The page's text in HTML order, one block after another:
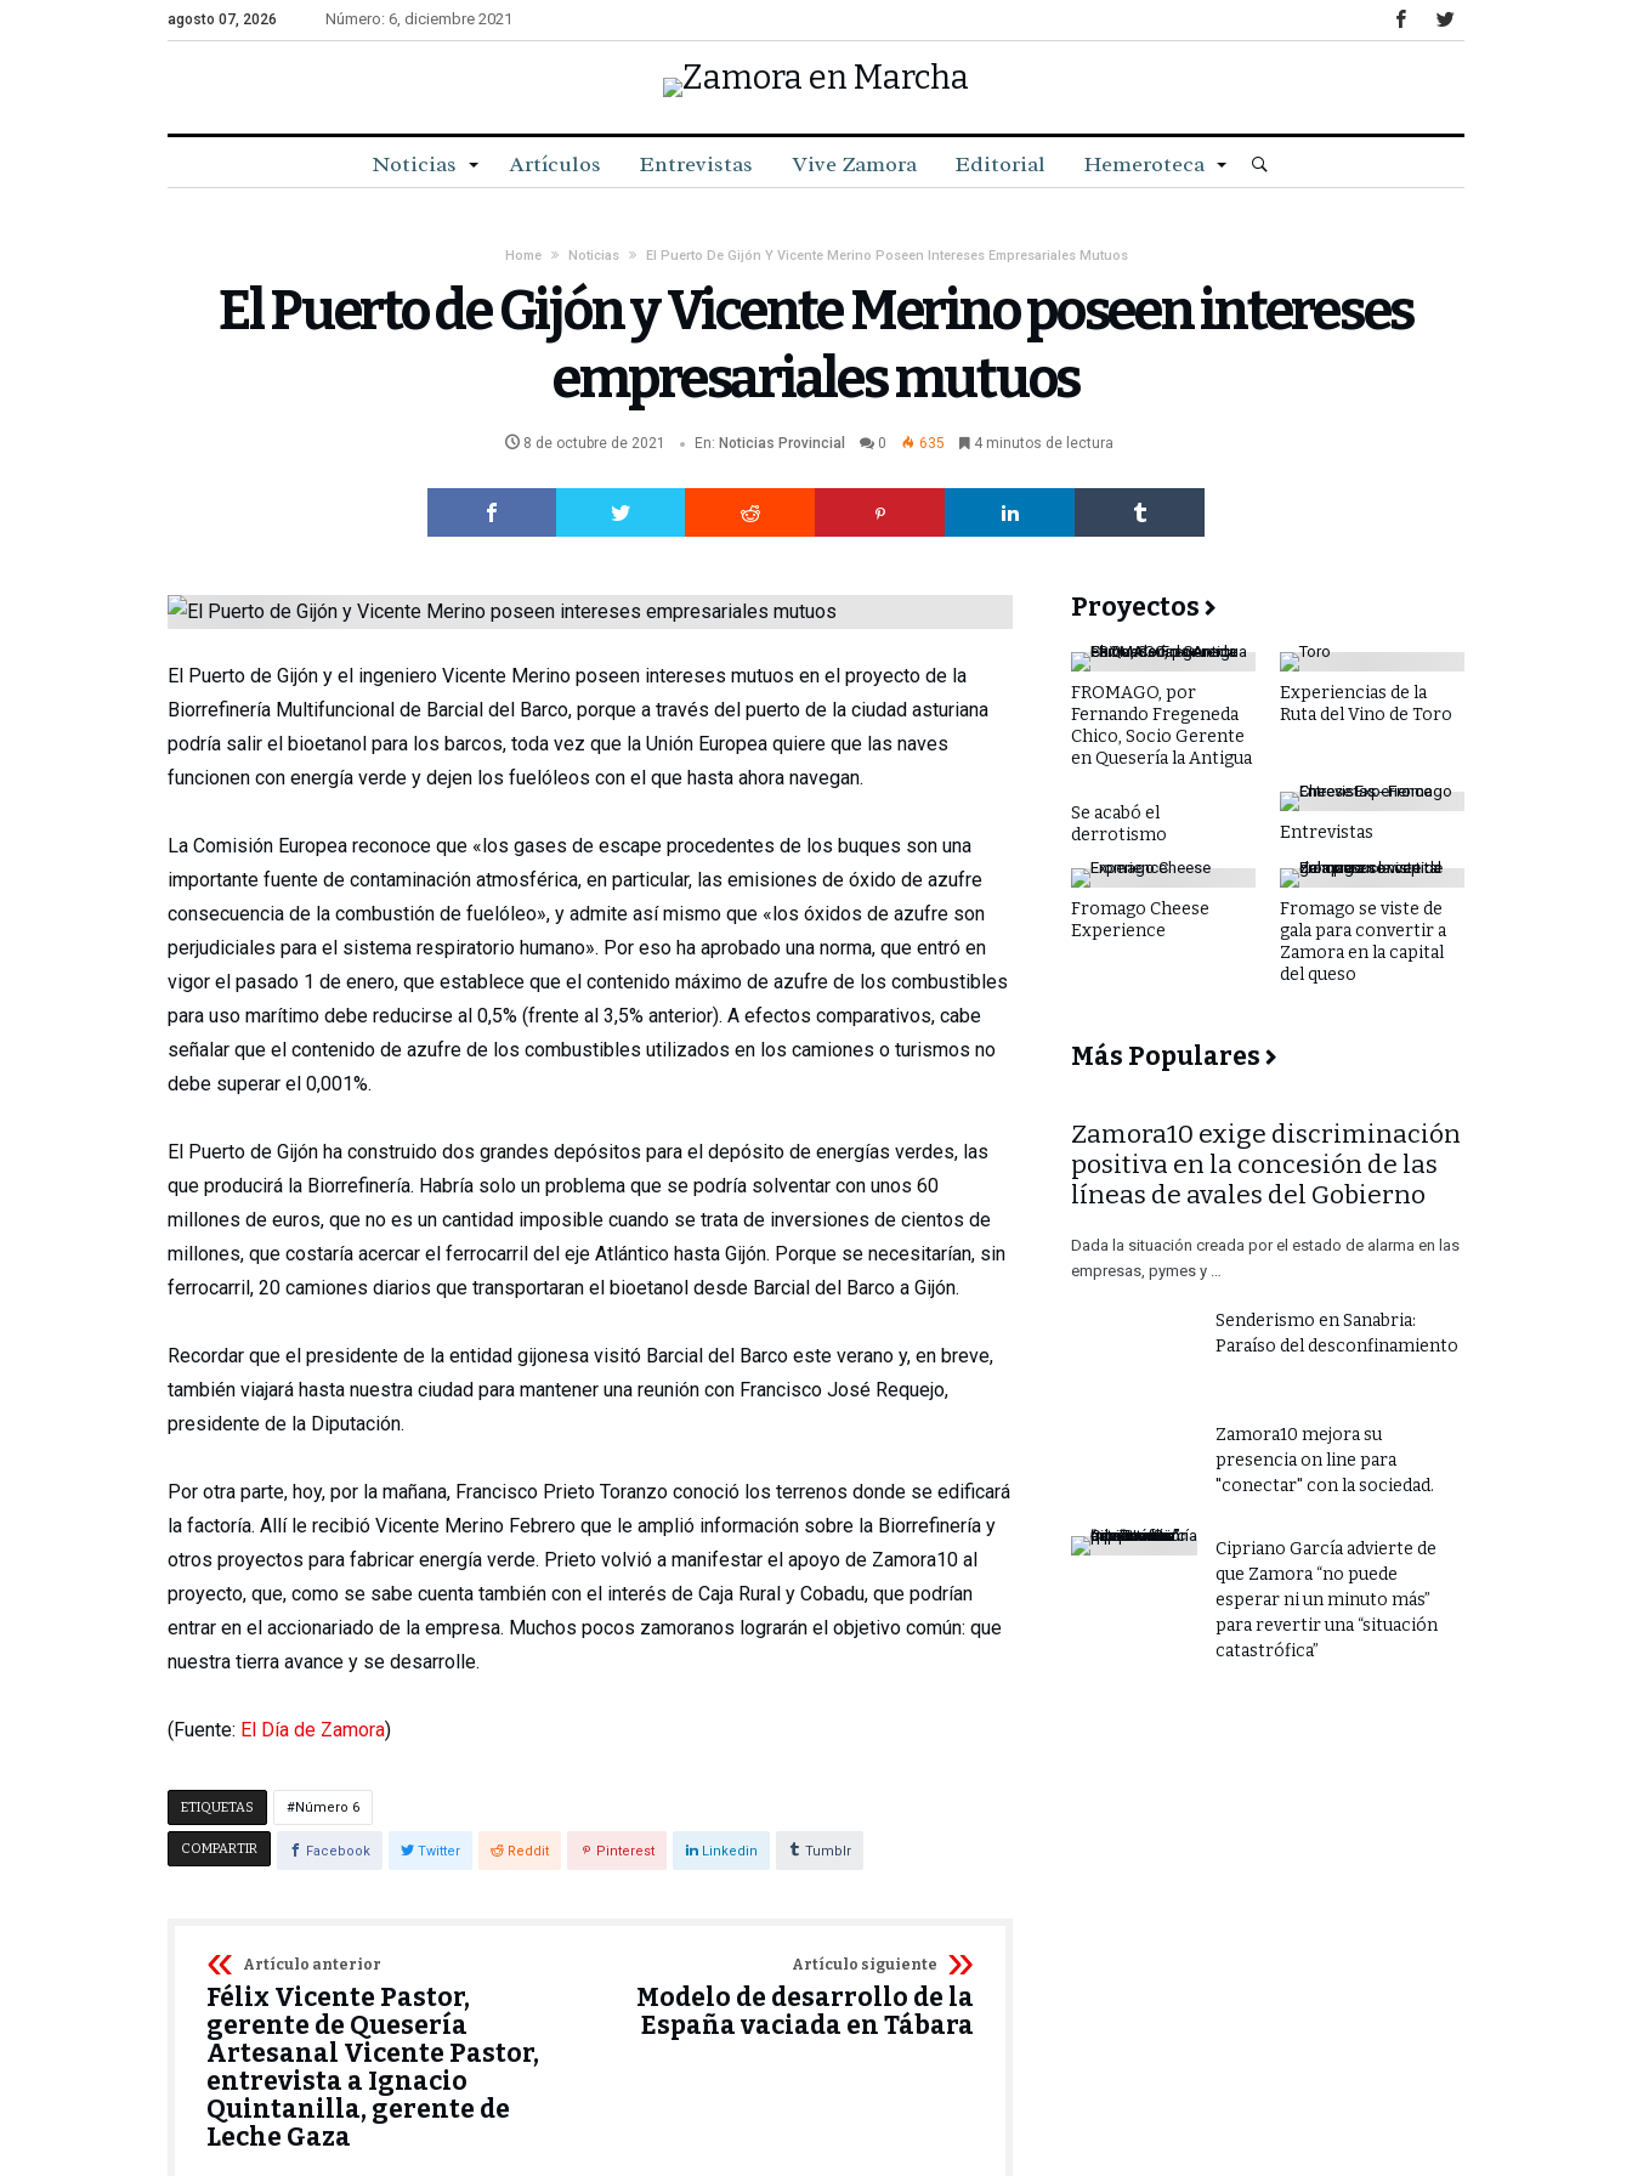
agosto 07, 2026 Número: 6, diciembre 2021
Noticias Artículos Entrevistas Vive Zamora Editorial Hemeroteca
Home Noticias El Puerto De Gijón Y Vicente Merino Poseen Intereses Empresariales Mutuos
El Puerto de Gijón y Vicente Merino poseen intereses
empresariales mutuos
8 de octubre de 2021 En: Noticias Provincial 0 635 4 minutos de lectura
El Puerto de Gijón y el ingeniero Vicente Merino poseen intereses mutuos en el proyecto de la
Biorrefinería Multifuncional de Barcial del Barco, porque a través del puerto de la ciudad asturiana
podría salir el bioetanol para los barcos, toda vez que la Unión Europea quiere que las naves
funcionen con energía verde y dejen los fuelóleos con el que hasta ahora navegan.
La Comisión Europea reconoce que «los gases de escape procedentes de los buques son una
importante fuente de contaminación atmosférica, en particular, las emisiones de óxido de azufre
consecuencia de la combustión de fuelóleo», y admite así mismo que «los óxidos de azufre son
perjudiciales para el sistema respiratorio humano». Por eso ha aprobado una norma, que entró en
vigor el pasado 1 de enero, que establece que el contenido máximo de azufre de los combustibles
para uso marítimo debe reducirse al 0,5% (frente al 3,5% anterior). A efectos comparativos, cabe
señalar que el contenido de azufre de los combustibles utilizados en los camiones o turismos no
debe superar el 0,001%.
El Puerto de Gijón ha construido dos grandes depósitos para el depósito de energías verdes, las
que producirá la Biorrefinería. Habría solo un problema que se podría solventar con unos 60
millones de euros, que no es un cantidad imposible cuando se trata de inversiones de cientos de
millones, que costaría acercar el ferrocarril del eje Atlántico hasta Gijón. Porque se necesitarían, sin
ferrocarril, 20 camiones diarios que transportaran el bioetanol desde Barcial del Barco a Gijón.
Recordar que el presidente de la entidad gijonesa visitó Barcial del Barco este verano y, en breve,
también viajará hasta nuestra ciudad para mantener una reunión con Francisco José Requejo,
presidente de la Diputación.
Por otra parte, hoy, por la mañana, Francisco Prieto Toranzo conoció los terrenos donde se edificará
la factoría. Allí le recibió Vicente Merino Febrero que le amplió información sobre la Biorrefinería y
otros proyectos para fabricar energía verde. Prieto volvió a manifestar el apoyo de Zamora10 al
proyecto, que, como se sabe cuenta también con el interés de Caja Rural y Cobadu, que podrían
entrar en el accionariado de la empresa. Muchos pocos zamoranos lograrán el objetivo común: que
nuestra tierra avance y se desarrolle.
(Fuente: El Día de Zamora)
ETIQUETAS Número 6
COMPARTIR Facebook Twitter Reddit Pinterest Linkedin Tumblr
Artículo anterior
Félix Vicente Pastor,
gerente de Quesería
Artesanal Vicente Pastor,
entrevista a Ignacio
Quintanilla, gerente de
Leche Gaza
Artículo siguiente
Modelo de desarrollo de la
España vaciada en Tábara
Proyectos
FROMAGO, por
Fernando Fregeneda
Chico, Socio Gerente
en Quesería la Antigua
Experiencias de la
Ruta del Vino de Toro
Se acabó el
derrotismo
Entrevistas
Fromago Cheese
Experience
Fromago se viste de
gala para convertir a
Zamora en la capital
del queso
Más Populares
​Zamora10 exige discriminación
positiva en la concesión de las
líneas de avales del Gobierno
Dada la situación creada por el estado de alarma en las
empresas, pymes y …
Senderismo en Sanabria:
Paraíso del desconfinamiento
Zamora10 mejora su
presencia on line para
"conectar" con la sociedad.
​Cipriano García advierte de
que Zamora “no puede
esperar ni un minuto más”
para revertir una “situación
catastrófica”